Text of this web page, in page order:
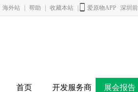
海外站 帮助 收藏本站 爱原物APP 深圳
首页 开发服务商 展会报告